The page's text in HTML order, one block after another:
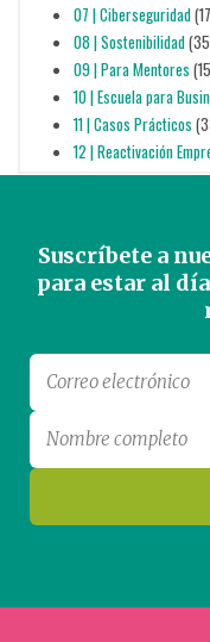
07 | Ciberseguridad
08 | Sostenibilidad
09 | Para Mentores
10 | Escuela para
11 | Casos Prácticos
12 | Reactivación
Suscríbete a
para estar al